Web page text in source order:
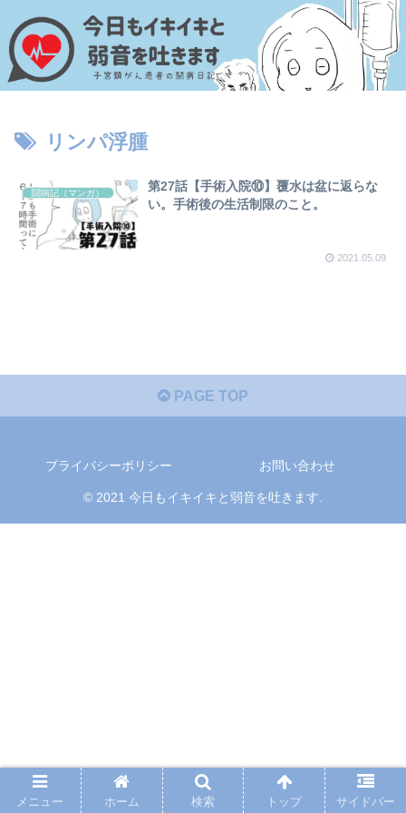
リンパ浮腫
闘病記（マンガ）
第27話【手術入院⑩】覆水は盆に返らな
い。手術後の生活制限のこと。
2021.05.09
PAGE TOP
プライバシーポリシー お問い合わせ
© 2021 今日もイキイキと弱音を吐きます.
メニュー ホーム 検索 トップ サイドバー